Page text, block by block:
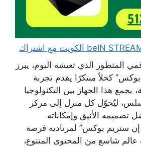
المتطور الذي تعيشه اليوم، يبرز
كحلاً مبتكرًا يقدم تجربة
هذا الجهاز بين التكنولوجيا
ليُحوّل كل منزل إلى مركز
تصميمه الأنيق وإمكاناته
إن ستريم بوكس” لمرتاديه فرصة
عالمٍ شاسع من المحتوى المتنوع،